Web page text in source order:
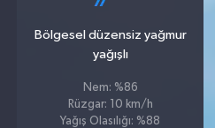
Bölgesel düzensiz yağmur
yağışlı
Nem: %86
Rüzgar: 10 km/h
Yağış Olasılığı: %88